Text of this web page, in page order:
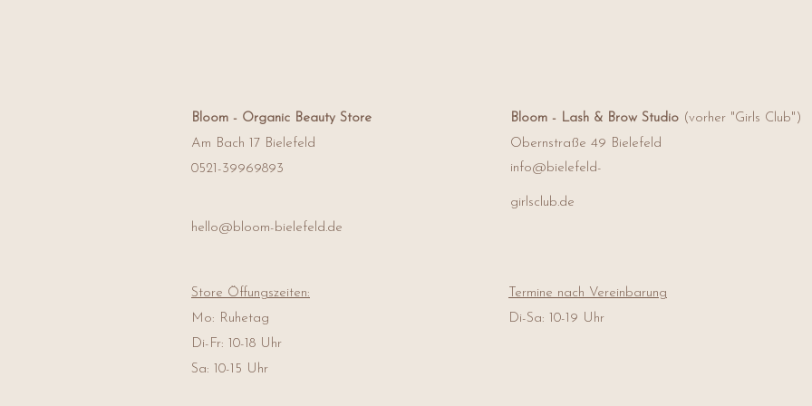
Benzoate, **
**Eugenol ).
Bloom - Organic Beauty Store
Am Bach 17 Bielefeld
0521-39969893
hello@bloom-bielefeld.de
Bloom - Lash & Brow Studio (vorher "Girls Club")
Obernstraße 49 Bielefeld
info@bielefeld-
girlsclub.de
Store Öffungszeiten:
Mo: Ruhetag
Di-Fr: 10-18 Uhr
Sa: 10-15 Uhr
Termine nach Vereinbarung
Di-Sa: 10-19 Uhr